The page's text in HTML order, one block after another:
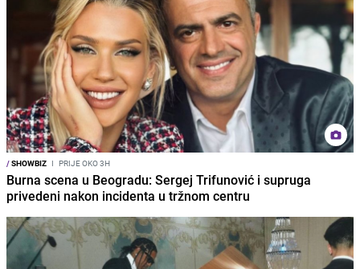
/SHOWBIZ I PRIJE OKO 3H
Burna scena u Beogradu: Sergej Trifunović i supruga
privedeni nakon incidenta u tržnom centru